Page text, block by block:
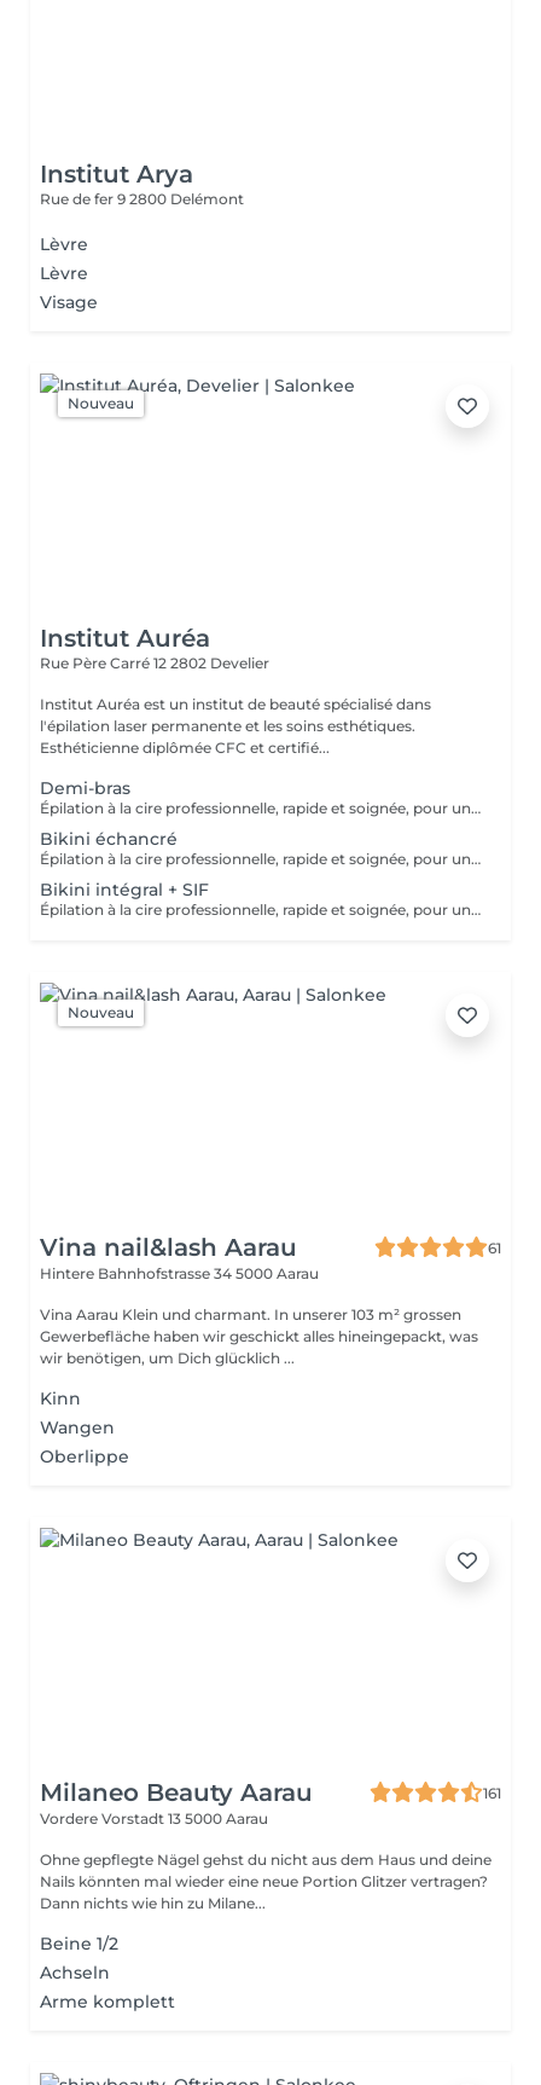
Institut Arya
Rue de fer 9 2800 Delémont
Lèvre
Lèvre
Visage
Nouveau
Institut Auréa
Rue Père Carré 12 2802 Develier
Institut Auréa est un institut de beauté spécialisé dans
l'épilation laser permanente et les soins esthétiques.
Esthéticienne diplômée CFC et certifié...
Demi-bras
Épilation à la cire professionnelle, rapide et soignée, pour une peau douce et un résultat durable. Convient à toutes les zones du corps et du visage.
Bikini échancré
Épilation à la cire professionnelle, rapide et soignée, pour une peau douce et un résultat durable. Convient à toutes les zones du corps et du visage.
Bikini intégral + SIF
Épilation à la cire professionnelle, rapide et soignée, pour une peau douce et un résultat durable. Convient à toutes les zones du corps et du visage.
Nouveau
Vina nail&lash Aarau
61
Hintere Bahnhofstrasse 34 5000 Aarau
Vina Aarau Klein und charmant. In unserer 103 m² grossen
Gewerbefläche haben wir geschickt alles hineingepackt, was
wir benötigen, um Dich glücklich ...
Kinn
Wangen
Oberlippe
Milaneo Beauty Aarau
161
Vordere Vorstadt 13 5000 Aarau
Ohne gepflegte Nägel gehst du nicht aus dem Haus und deine
Nails könnten mal wieder eine neue Portion Glitzer vertragen?
Dann nichts wie hin zu Milane...
Beine 1/2
Achseln
Arme komplett